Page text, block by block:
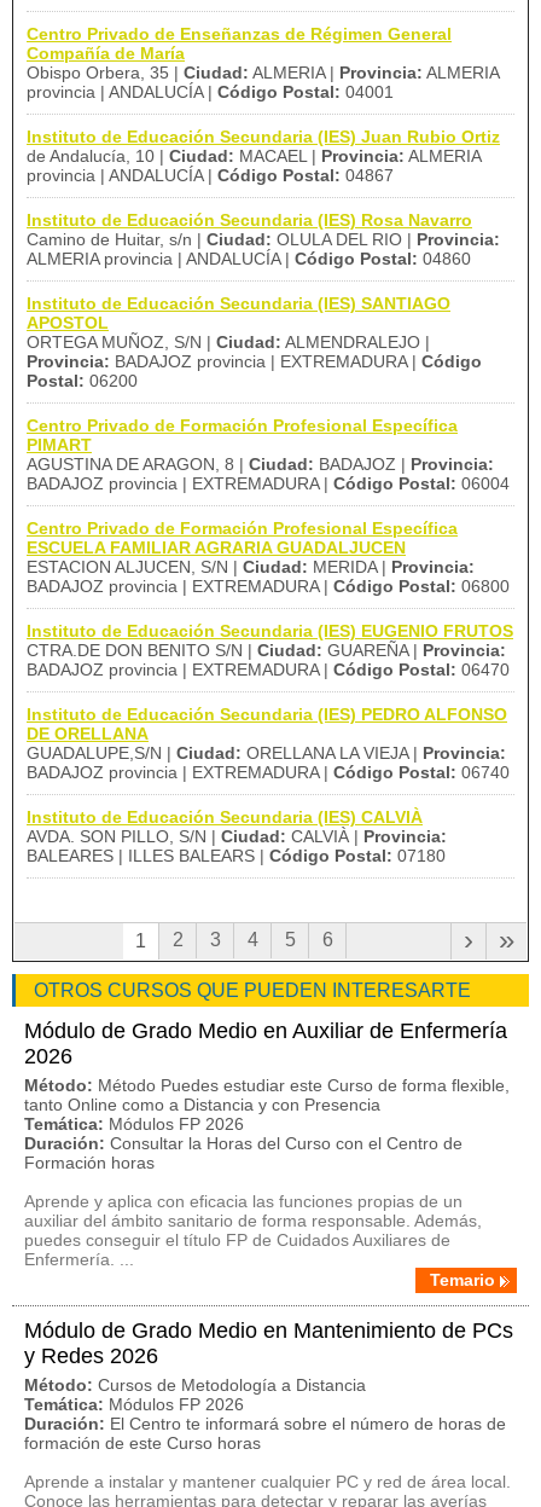
Centro Privado de Enseñanzas de Régimen General
Compañía de María
Obispo Orbera, 35 | Ciudad: ALMERIA | Provincia: ALMERIA
provincia | ANDALUCÍA | Código Postal: 04001
Instituto de Educación Secundaria (IES) Juan Rubio Ortiz
de Andalucía, 10 | Ciudad: MACAEL | Provincia: ALMERIA
provincia | ANDALUCÍA | Código Postal: 04867
Instituto de Educación Secundaria (IES) Rosa Navarro
Camino de Huitar, s/n | Ciudad: OLULA DEL RIO | Provincia:
ALMERIA provincia | ANDALUCÍA | Código Postal: 04860
Instituto de Educación Secundaria (IES) SANTIAGO
APOSTOL
ORTEGA MUÑOZ, S/N | Ciudad: ALMENDRALEJO |
Provincia: BADAJOZ provincia | EXTREMADURA | Código
Postal: 06200
Centro Privado de Formación Profesional Específica
PIMART
AGUSTINA DE ARAGON, 8 | Ciudad: BADAJOZ | Provincia:
BADAJOZ provincia | EXTREMADURA | Código Postal: 06004
Centro Privado de Formación Profesional Específica
ESCUELA FAMILIAR AGRARIA GUADALJUCEN
ESTACION ALJUCEN, S/N | Ciudad: MERIDA | Provincia:
BADAJOZ provincia | EXTREMADURA | Código Postal: 06800
Instituto de Educación Secundaria (IES) EUGENIO FRUTOS
CTRA.DE DON BENITO S/N | Ciudad: GUAREÑA | Provincia:
BADAJOZ provincia | EXTREMADURA | Código Postal: 06470
Instituto de Educación Secundaria (IES) PEDRO ALFONSO
DE ORELLANA
GUADALUPE,S/N | Ciudad: ORELLANA LA VIEJA | Provincia:
BADAJOZ provincia | EXTREMADURA | Código Postal: 06740
Instituto de Educación Secundaria (IES) CALVIÀ
AVDA. SON PILLO, S/N | Ciudad: CALVIÀ | Provincia:
BALEARES | ILLES BALEARS | Código Postal: 07180
1 2 3 4 5 6 »
›
OTROS CURSOS QUE PUEDEN INTERESARTE
Módulo de Grado Medio en Auxiliar de Enfermería
2026
Método: Método Puedes estudiar este Curso de forma flexible,
tanto Online como a Distancia y con Presencia
Temática: Módulos FP 2026
Duración: Consultar la Horas del Curso con el Centro de
Formación horas
Aprende y aplica con eficacia las funciones propias de un
auxiliar del ámbito sanitario de forma responsable. Además,
puedes conseguir el título FP de Cuidados Auxiliares de
Enfermería. ...
Temario
Módulo de Grado Medio en Mantenimiento de PCs
y Redes 2026
Método: Cursos de Metodología a Distancia
Temática: Módulos FP 2026
Duración: El Centro te informará sobre el número de horas de
formación de este Curso horas
Aprende a instalar y mantener cualquier PC y red de área local.
Conoce las herramientas para detectar y reparar las averías